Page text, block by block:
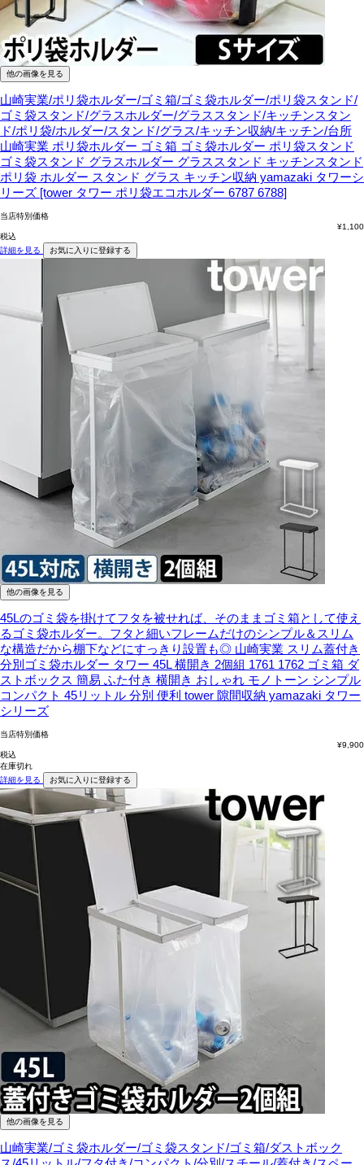
他の画像を見る
山崎実業/ポリ袋ホルダー/ゴミ箱/ゴミ袋ホルダー/ポリ袋スタンド/
ゴミ袋スタンド/グラスホルダー/グラススタンド/キッチンスタン
ド/ポリ袋/ホルダー/スタンド/グラス/キッチン収納/キッチン/台所
山崎実業 ポリ袋ホルダー ゴミ箱 ゴミ袋ホルダー ポリ袋スタンド
ゴミ袋スタンド グラスホルダー グラススタンド キッチンスタンド
ポリ袋 ホルダー スタンド グラス キッチン収納 yamazaki タワーシ
リーズ [tower タワー ポリ袋エコホルダー 6787 6788]
当店特別価格
¥1,100
税込
詳細を見る
お気に入りに登録する
他の画像を見る
45Lのゴミ袋を掛けてフタを被せれば、そのままゴミ箱として使え
るゴミ袋ホルダー。フタと細いフレームだけのシンプル＆スリム
な構造だから棚下などにすっきり設置も◎ 山崎実業 スリム蓋付き
分別ゴミ袋ホルダー タワー 45L 横開き 2個組 1761 1762 ゴミ箱 ダ
ストボックス 簡易 ふた付き 横開き おしゃれ モノトーン シンプル
コンパクト 45リットル 分別 便利 tower 隙間収納 yamazaki タワー
シリーズ
当店特別価格
¥9,900
税込
在庫切れ
詳細を見る
お気に入りに登録する
他の画像を見る
山崎実業/ゴミ袋ホルダー/ゴミ袋スタンド/ゴミ箱/ダストボック